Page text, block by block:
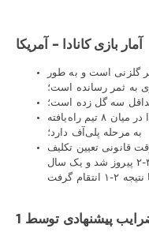
آمار بازی کانادا – آمریکا
گلزنی است و به طور
حداقل سه گل زده است؛
تیم ملی آمریکا بیشترین تعداد گل خورده را در میان ۸ تیم راه‌یافته
به مرحله پلی‌آف دارد؛
قانونی تعیین تکلیف
شدند: در جام چهار ملت، کانادا با نتیجه ۳-۲ پیروز شد و یک سال